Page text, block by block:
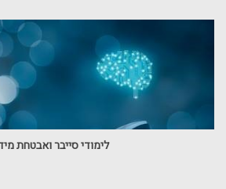
לימודי סייבר ואבטחת